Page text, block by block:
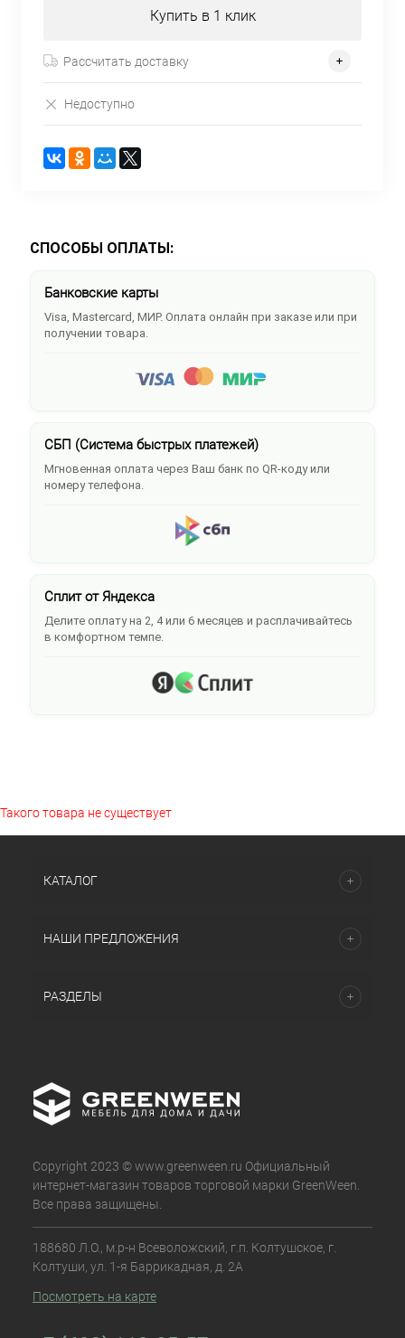
Купить в 1 клик
Рассчитать доставку
Недоступно
СПОСОБЫ ОПЛАТЫ:
Банковские карты
Visa, Mastercard, МИР. Оплата онлайн при заказе или при
получении товара.
СБП (Система быстрых платежей)
Мгновенная оплата через Ваш банк по QR-коду или
номеру телефона.
Сплит от Яндекса
Делите оплату на 2, 4 или 6 месяцев и расплачивайтесь
в комфортном темпе.
Такого товара не существует
КАТАЛОГ
НАШИ ПРЕДЛОЖЕНИЯ
РАЗДЕЛЫ
Copyright 2023 © www.greenween.ru Официальный
интернет-магазин товаров торговой марки GreenWeen.
Все права защищены.
188680 Л.О., м.р-н Всеволожский, г.п. Колтушское, г.
Колтуши, ул. 1-я Баррикадная, д. 2А
Посмотреть на карте